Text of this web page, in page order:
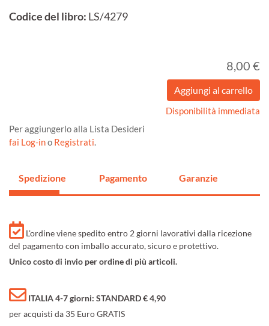
Codice del libro: LS/4279
8,00 €
Disponibilità immediata
Per aggiungerlo alla Lista Desideri
fai Log-ino Registrati.
Spedizione Pagamento Garanzie
L'ordine viene spedito entro 2 giorni lavorativi dalla ricezione
del pagamento con imballo accurato, sicuro e protettivo.
Unico costo di invio per ordine di più articoli.
ITALIA 4-7 giorni: STANDARD € 4,90
per acquisti da 35 Euro GRATIS